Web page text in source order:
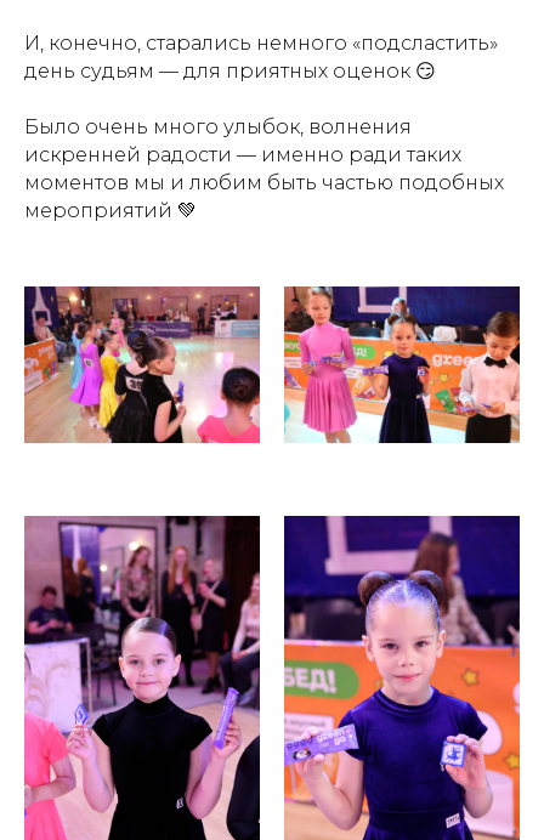
И, конечно, старались немного «подсластить»
день судьям — для приятных оценок 😏
Было очень много улыбок, волнения
искренней радости — именно ради таких
моментов мы и любим быть частью подобных
мероприятий 💚